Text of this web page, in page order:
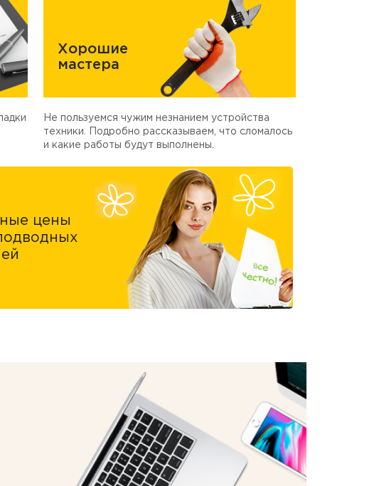
Хорошие
мастера
Не пользуемся чужим незнанием устройства
техники. Подробно рассказываем, что сломалось
и какие работы будут выполнены.
цены